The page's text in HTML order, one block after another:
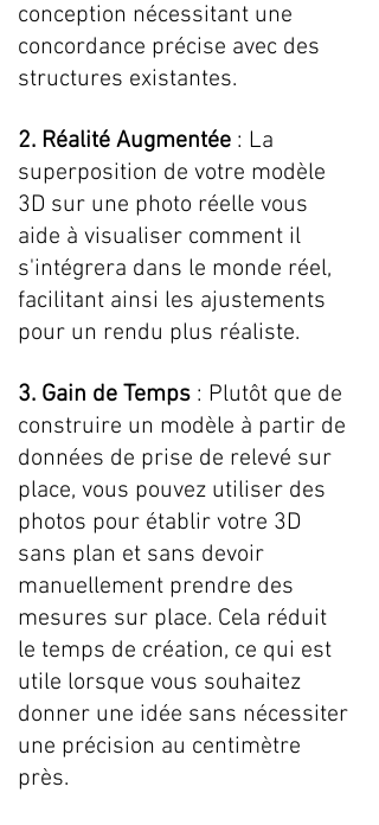
conception nécessitant une
concordance précise avec des
structures existantes.
2. Réalité Augmentée : La
superposition de votre modèle
3D sur une photo réelle vous
aide à visualiser comment il
s'intégrera dans le monde réel,
facilitant ainsi les ajustements
pour un rendu plus réaliste.
3. Gain de Temps : Plutôt que de
construire un modèle à partir de
données de prise de relevé sur
place, vous pouvez utiliser des
photos pour établir votre 3D
sans plan et sans devoir
manuellement prendre des
mesures sur place. Cela réduit
le temps de création, ce qui est
utile lorsque vous souhaitez
donner une idée sans nécessiter
une précision au centimètre
près.